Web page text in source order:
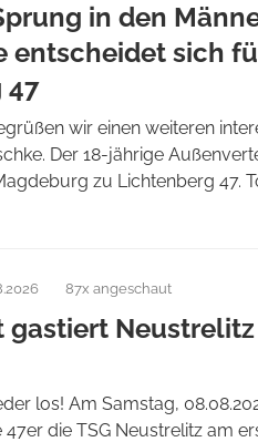
in den
entscheidet sich
47
wir einen weiteren
Der 18-jährige
zu Lichtenberg 47.
87x angeschaut
gastiert
los! Am Samstag,
die TSG Neustrelitz am